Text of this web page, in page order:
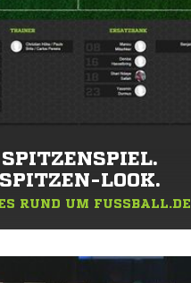
SPITZENSPIEL.
SPITZEN-LOOK.
RUND UM FUSSBALL.DE